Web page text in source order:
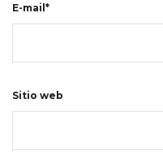
E-mail*
Sitio web